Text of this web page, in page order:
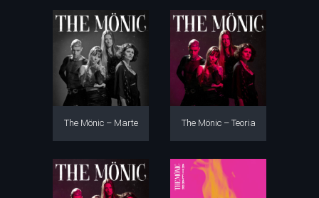
The Mönic – Marte The Mönic – Teoria